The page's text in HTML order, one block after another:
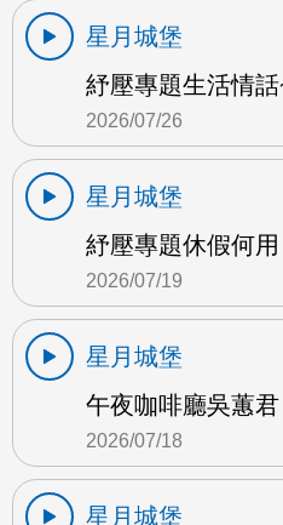
星月城堡
紓壓專題生活情
2026/07/26
星月城堡
紓壓專題休假何
2026/07/19
星月城堡
午夜咖啡廳吳蕙
2026/07/18
星月城堡